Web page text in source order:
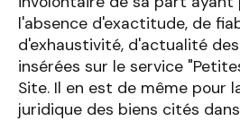
l'absence d'exactitude, de
d'exhaustivité, d'actualité
insérées sur le service
Site. Il en est de même pour
juridique des biens cités